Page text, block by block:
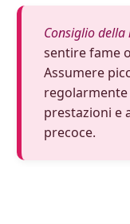
Consiglio
sentire fame
Assumere
prestazioni e
precoce.